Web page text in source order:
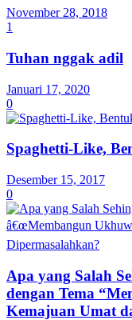
November 28, 2018
1
Tuhan nggak adil
Januari 17, 2020
0
Spaghetti-Like,
Desember 15, 2017
0
Apa yang Salah
dengan Tema
Kemajuan Umat